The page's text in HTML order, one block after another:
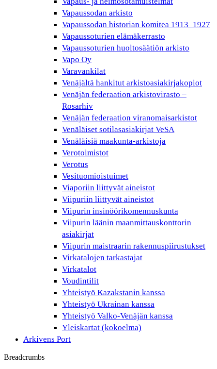
Vapaussodan arkisto
Vapaussodan historian komitea 1913–1927
Vapaussoturien elämäkerrasto
Vapaussoturien huoltosäätiön arkisto
Vapo Oy
Varavankilat
Venäjältä hankitut arkistoasiakirjakopiot
Venäjän federaation arkistovirasto –
Rosarhiv
Venäjän federaation viranomaisarkistot
Venäläiset sotilasasiakirjat VeSA
Venäläisiä maakunta-arkistoja
Verotoimistot
Verotus
Vesituomioistuimet
Viaporiin liittyvät aineistot
Viipuriin liittyvät aineistot
Viipurin insinöörikomennuskunta
Viipurin läänin maanmittauskonttorin
asiakirjat
Viipurin maistraarin rakennuspiirustukset
Virkatalojen tarkastajat
Virkatalot
Voudintilit
Yhteistyö Kazakstanin kanssa
Yhteistyö Ukrainan kanssa
Yhteistyö Valko-Venäjän kanssa
Yleiskartat (kokoelma)
Arkivens Port
Breadcrumbs